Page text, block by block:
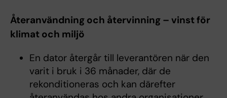
Återanvändning och återvinning – vinst för
klimat och miljö
En dator återgår till leverantören när den
varit i bruk i 36 månader, där de
rekonditioneras och kan därefter